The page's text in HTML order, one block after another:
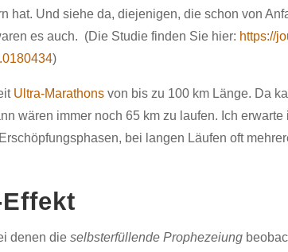
hat. Und siehe da, diejenigen, die schon von
es auch. (Die Studie finden Sie hier: https://
)
Ultra-Marathonsvon bis zu 100 km Länge. Da
wären immer noch 65 km zu laufen. Ich
bei langen Läufen oft
denen die selbsterfüllende Prophezeiung